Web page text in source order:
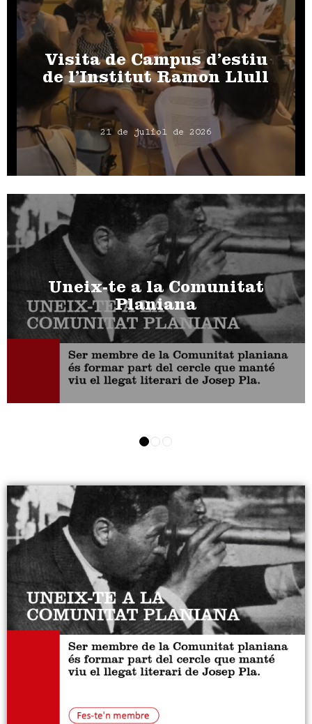
Visita de Campus d’estiu
de l’Institut Ramon Llull
21 de juliol de 2026
Uneix-te a la Comunitat
Planiana